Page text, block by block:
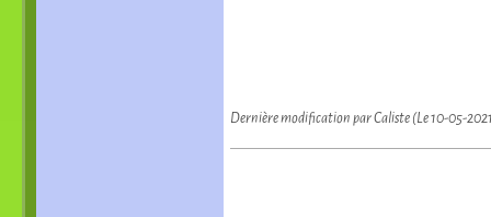
Dernière modification par Caliste (Le 10-05-